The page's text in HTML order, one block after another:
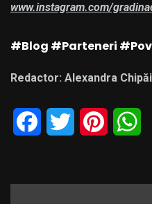
www.instagram.com/
#Blog #Parteneri
Redactor: Alexandra
Facebook
Twitter Pinterest